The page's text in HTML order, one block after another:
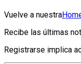
Vuelve a nuestra
Recibe las últimas
Registrarse implica